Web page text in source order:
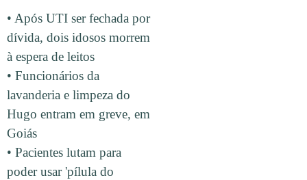
• Após UTI ser fechada por
dívida, dois idosos morrem
à espera de leitos
• Funcionários da
lavanderia e limpeza do
Hugo entram em greve, em
Goiás
• Pacientes lutam para
poder usar 'pílula do